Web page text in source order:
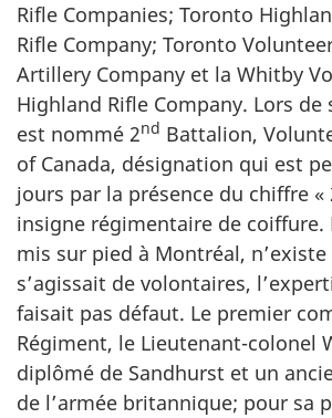
Rifle Companies; Toronto
Rifle Company; Toronto
Artillery Company et la Whitby
Highland Rifle Company. Lors de
est nommé 2nd Battalion,
of Canada, désignation qui est
jours par la présence du chiffre «
insigne régimentaire de coiffure.
mis sur pied à Montréal, n’existe
s’agissait de volontaires,
faisait pas défaut. Le premier
Régiment, le Lieutenant-colonel
diplômé de Sandhurst et un
de l’armée britannique; pour sa